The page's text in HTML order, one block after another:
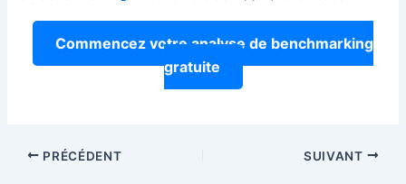
Commencez votre analyse de benchmarking
gratuite
PRÉCÉDENT SUIVANT